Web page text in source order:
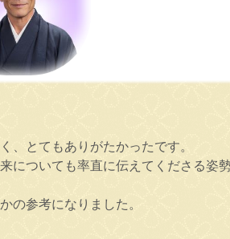
、とてもありがたかったです。
ついても率直に伝えてくださる姿
の参考になりました。